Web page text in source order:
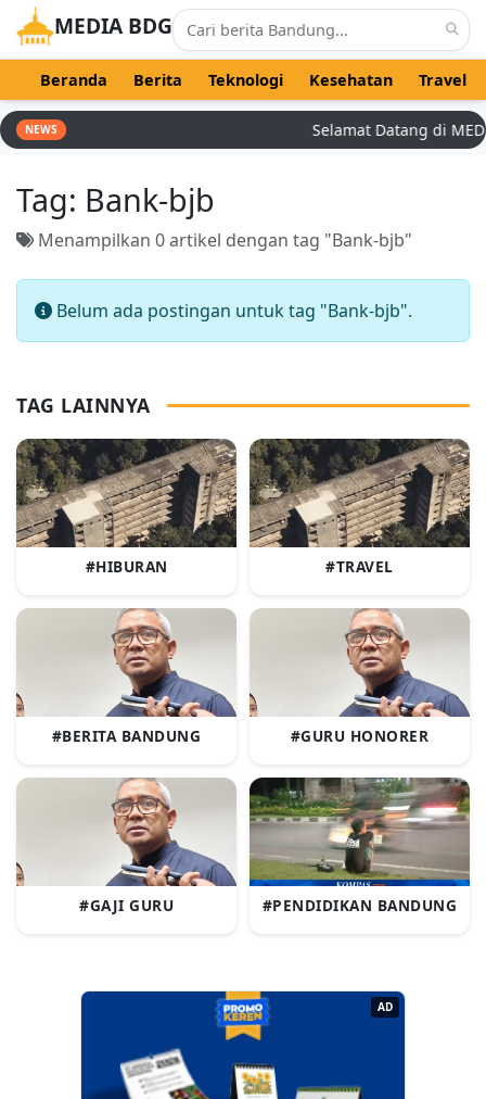
MEDIA BDG
Beranda Berita Teknologi Kesehatan Travel
NEWS Selamat Datang di
Tag: Bank-bjb
Menampilkan 0 artikel dengan tag "Bank-bjb"
Belum ada postingan untuk tag "Bank-bjb".
TAG LAINNYA
#HIBURAN #TRAVEL
#BERITA BANDUNG #GURU HONORER
#GAJI GURU #PENDIDIKAN BANDUNG
AD